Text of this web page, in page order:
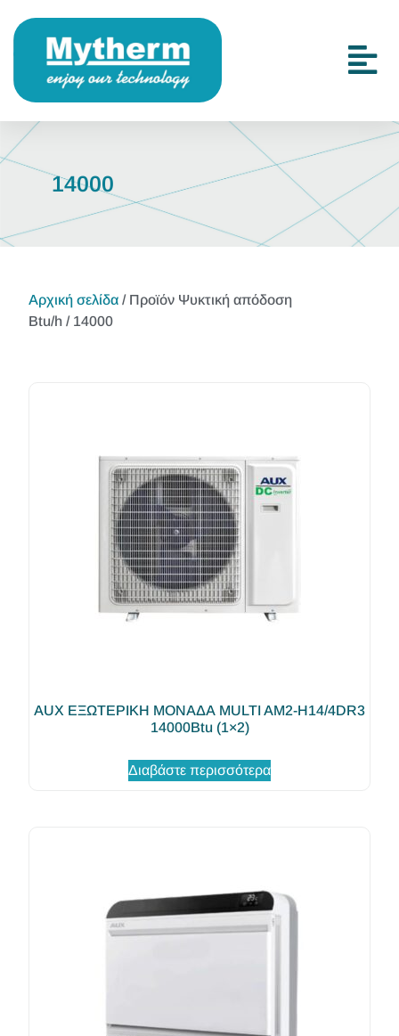
14000
Αρχική σελίδα / Προϊόν Ψυκτική απόδοση
Btu/h / 14000
AUX ΕΞΩΤΕΡΙΚΗ ΜΟΝΑΔΑ MULTI AM2-H14/4DR3
14000Btu (1×2)
Διαβάστε περισσότερα